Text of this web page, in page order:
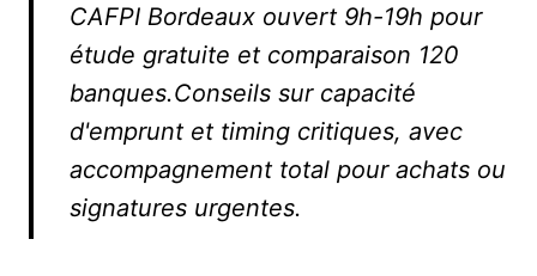
CAFPI Bordeaux ouvert 9h-19h pour
étude gratuite et comparaison 120
banques.Conseils sur capacité
d'emprunt et timing critiques, avec
accompagnement total pour achats ou
signatures urgentes.